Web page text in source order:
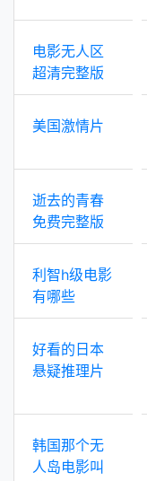
电影无人区
超清完整版
美国激情片
逝去的青春
免费完整版
利智h级电影
有哪些
好看的日本
悬疑推理片
韩国那个无
人岛电影叫